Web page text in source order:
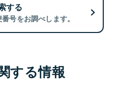
する
号をお調べします。
する情報